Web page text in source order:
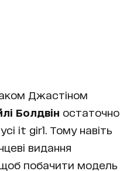
Джастіном
Болдвін остаточно
it girl. Тому навіть
видання
побачити модель